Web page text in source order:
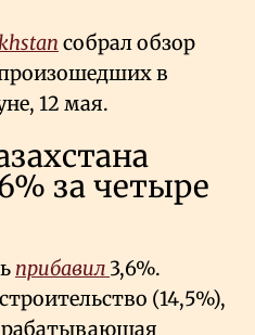
собрал обзор
в
12 мая.
за четыре
прибавил 3,6%.
(14,5%),